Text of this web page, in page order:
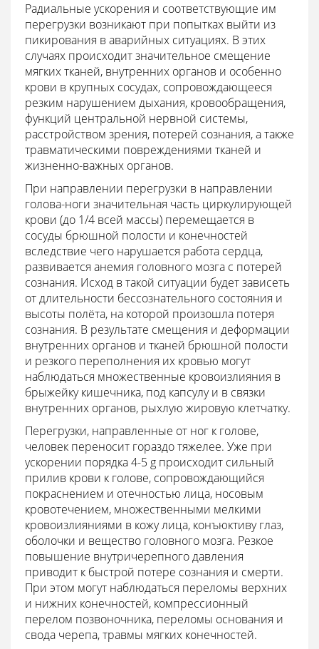
Радиальные ускорения и соответствующие им
перегрузки возникают при попытках выйти из
пикирования в аварийных ситуациях. В этих
случаях происходит значительное смещение
мягких тканей, внутренних органов и особенно
крови в крупных сосудах, сопровождающееся
резким нарушением дыхания, кровообращения,
функций центральной нервной системы,
расстройством зрения, потерей сознания, а также
травматическими повреждениями тканей и
жизненно-важных органов.
При направлении перегрузки в направлении
голова-ноги значительная часть циркулирующей
крови (до 1/4 всей массы) перемещается в
сосуды брюшной полости и конечностей
вследствие чего нарушается работа сердца,
развивается анемия головного мозга с потерей
сознания. Исход в такой ситуации будет зависеть
от длительности бессознательного состояния и
высоты полёта, на которой произошла потеря
сознания. В результате смещения и деформации
внутренних органов и тканей брюшной полости
и резкого переполнения их кровью могут
наблюдаться множественные кровоизлияния в
брыжейку кишечника, под капсулу и в связки
внутренних органов, рыхлую жировую клетчатку.
Перегрузки, направленные от ног к голове,
человек переносит гораздо тяжелее. Уже при
ускорении порядка 4-5 g происходит сильный
прилив крови к голове, сопровождающийся
покраснением и отечностью лица, носовым
кровотечением, множественными мелкими
кровоизлияниями в кожу лица, конъюктиву глаз,
оболочки и вещество головного мозга. Резкое
повышение внутричерепного давления
приводит к быстрой потере сознания и смерти.
При этом могут наблюдаться переломы верхних
и нижних конечностей, компрессионный
перелом позвоночника, переломы основания и
свода черепа, травмы мягких конечностей.